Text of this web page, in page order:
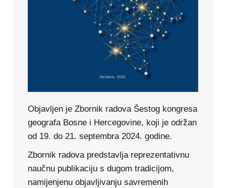
Objavljen je Zbornik radova Šestog kongresa
geografa Bosne i Hercegovine, koji je održan
od 19. do 21. septembra 2024. godine.
Zbornik radova predstavlja reprezentativnu
naučnu publikaciju s dugom tradicijom,
namijenjenu objavljivanju savremenih